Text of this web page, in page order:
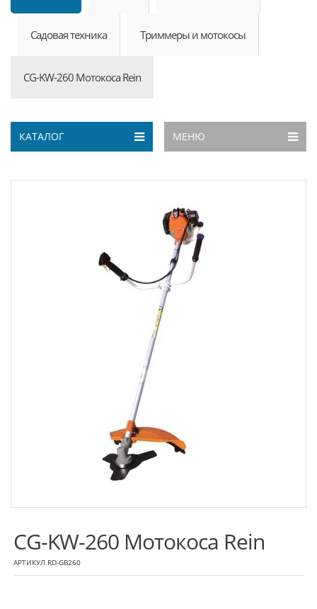
Садовая техника Триммеры и мотокосы
CG-KW-260 Мотокоса Rein
КАТАЛОГ МЕНЮ
CG-KW-260 Мотокоса Rein
АРТИКУЛ RD-GB260